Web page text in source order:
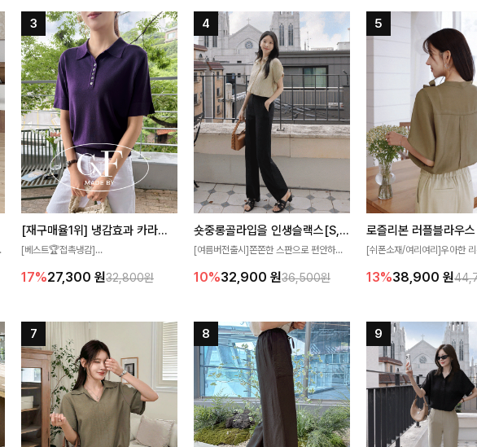
[재구매율1위] 냉감효과 카라니트
[베스트🏆접촉냉감]
고 가벼운 소재감으로 여름에도 시원하게
17%27,300 원32,800원
숏중롱골라입을 인생슬랙스[S,M,L,XL사이즈]
[여름버전출시]쫀쫀한 스판으로 편안하게
숏·기본·롱 기장과 와이드·부츠컷 핏까지 취
10%32,900 원36,500원
로즐리본 러플블라우스
[쉬폰소재/여리여리]우아한
분위기를 더해주는 블라우스
좋아요
13%38,900 원